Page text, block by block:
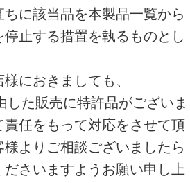
に該当品を本製品一覧から
止する措置を執るものとし
におきましても、
した販売に特許品がございま
責任をもって対応をさせて頂
様よりご相談ございましたら
さいますようお願い申し上